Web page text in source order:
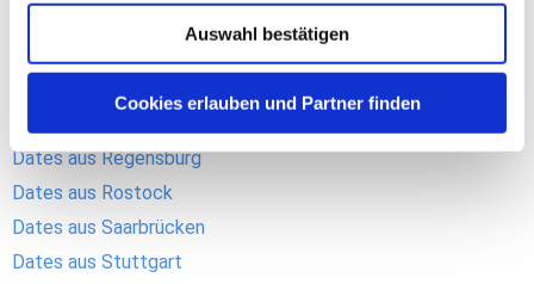
Auswahl bestätigen
Cookies erlauben und Partner finden
Dates aus Leipzig
Dates aus Regensburg
Dates aus Rostock
Dates aus Saarbrücken
Dates aus Stuttgart